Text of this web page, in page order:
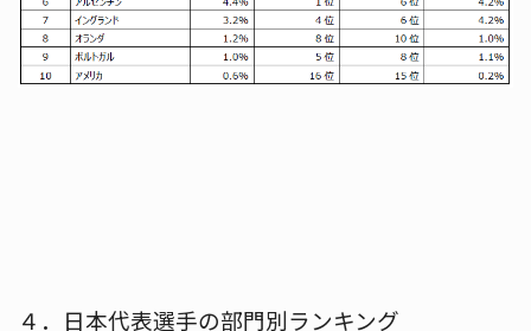
４．日本代表選手の部門別ランキング